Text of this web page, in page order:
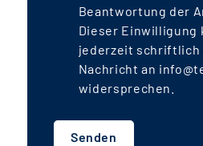
Beantwortung der
Dieser Einwilligung
jederzeit schriftlich
Nachricht an
widersprechen.
Senden